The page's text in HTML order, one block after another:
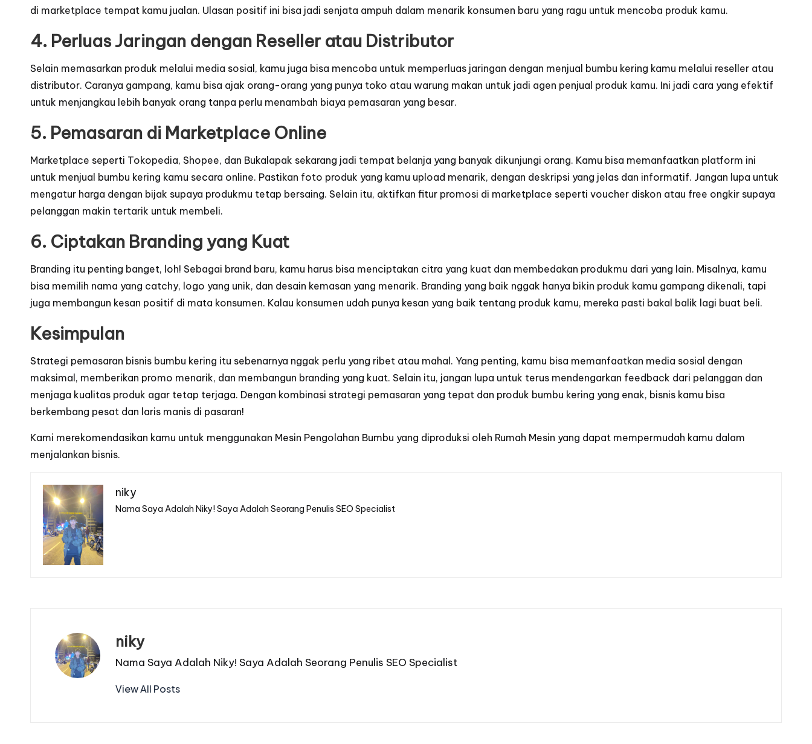
di marketplace tempat kamu jualan. Ulasan positif ini bisa jadi senjata ampuh dalam menarik konsumen baru yang ragu untuk mencoba produk kamu.
4. Perluas Jaringan dengan Reseller atau Distributor
Selain memasarkan produk melalui media sosial, kamu juga bisa mencoba untuk memperluas jaringan dengan menjual bumbu kering kamu melalui reseller atau
distributor. Caranya gampang, kamu bisa ajak orang-orang yang punya toko atau warung makan untuk jadi agen penjual produk kamu. Ini jadi cara yang efektif
untuk menjangkau lebih banyak orang tanpa perlu menambah biaya pemasaran yang besar.
5. Pemasaran di Marketplace Online
Marketplace seperti Tokopedia, Shopee, dan Bukalapak sekarang jadi tempat belanja yang banyak dikunjungi orang. Kamu bisa memanfaatkan platform ini
untuk menjual bumbu kering kamu secara online. Pastikan foto produk yang kamu upload menarik, dengan deskripsi yang jelas dan informatif. Jangan lupa untuk
mengatur harga dengan bijak supaya produkmu tetap bersaing. Selain itu, aktifkan fitur promosi di marketplace seperti voucher diskon atau free ongkir supaya
pelanggan makin tertarik untuk membeli.
6. Ciptakan Branding yang Kuat
Branding itu penting banget, loh! Sebagai brand baru, kamu harus bisa menciptakan citra yang kuat dan membedakan produkmu dari yang lain. Misalnya, kamu
bisa memilih nama yang catchy, logo yang unik, dan desain kemasan yang menarik. Branding yang baik nggak hanya bikin produk kamu gampang dikenali, tapi
juga membangun kesan positif di mata konsumen. Kalau konsumen udah punya kesan yang baik tentang produk kamu, mereka pasti bakal balik lagi buat beli.
Kesimpulan
Strategi pemasaran bisnis bumbu kering itu sebenarnya nggak perlu yang ribet atau mahal. Yang penting, kamu bisa memanfaatkan media sosial dengan
maksimal, memberikan promo menarik, dan membangun branding yang kuat. Selain itu, jangan lupa untuk terus mendengarkan feedback dari pelanggan dan
menjaga kualitas produk agar tetap terjaga. Dengan kombinasi strategi pemasaran yang tepat dan produk bumbu kering yang enak, bisnis kamu bisa
berkembang pesat dan laris manis di pasaran!
Kami merekomendasikan kamu untuk menggunakan Mesin Pengolahan Bumbu yang diproduksi oleh Rumah Mesin yang dapat mempermudah kamu dalam
menjalankan bisnis.
niky
Nama Saya Adalah Niky! Saya Adalah Seorang Penulis SEO Specialist
niky
Nama Saya Adalah Niky! Saya Adalah Seorang Penulis SEO Specialist
View All Posts